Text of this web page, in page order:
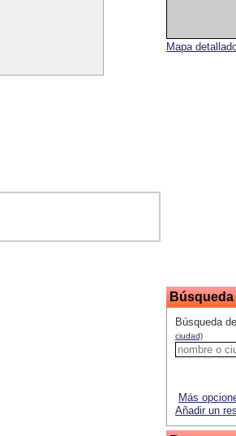
Mapa
Búsqueda
Búsqueda
ciudad)
Más
Añadir un